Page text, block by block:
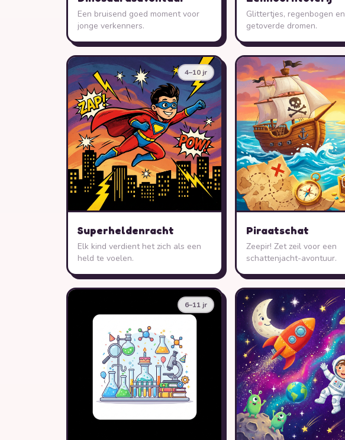
Een bruisend goed moment voor
jonge verkenners.
Glittertjes, regenbogen en
getoverde dromen.
4–10 jr
Superheldenracht
Elk kind verdient het zich als een
held te voelen.
Piraatschat
Zeepir! Zet zeil voor een
schattenjacht-avontuur.
6–11 jr